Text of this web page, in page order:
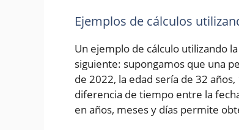
Ejemplos de cálculos
Un ejemplo de cálculo utilizando
siguiente: supongamos que una
de 2022, la edad sería de 32
diferencia de tiempo entre la
en años, meses y días permite